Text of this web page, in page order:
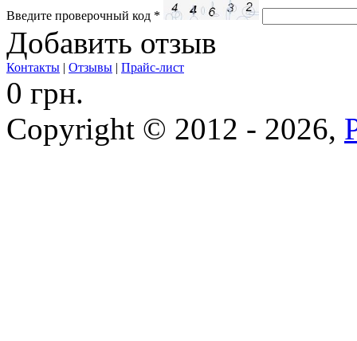
Введите проверочный код *
Добавить отзыв
Контакты | Отзывы | Прайс-лист
0 грн.
Copyright © 2012 - 2026,